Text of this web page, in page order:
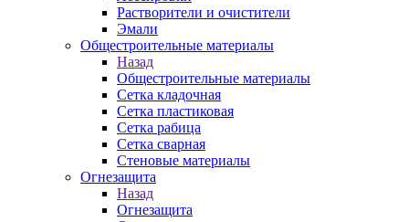
Растворители и очистители
Эмали
Общестроительные материалы
Назад
Общестроительные материалы
Сетка кладочная
Сетка пластиковая
Сетка рабица
Сетка сварная
Стеновые материалы
Огнезащита
Назад
Огнезащита